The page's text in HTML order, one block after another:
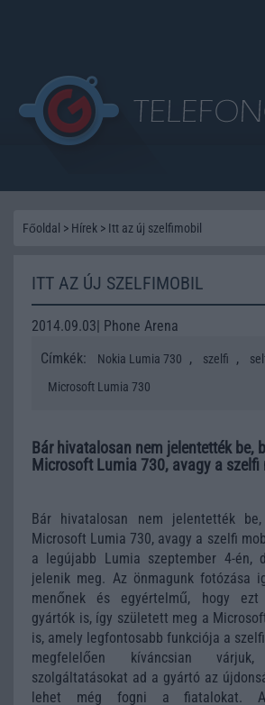
Főoldal > Hírek > Itt az új szelfimobil
ITT AZ ÚJ SZELFIMOBIL
2014.09.03| Phone Arena
Címkék:
Nokia Lumia 730 , szelfi ,
Microsoft Lumia 730
Bár hivatalosan nem jelentették be,
Microsoft Lumia 730, avagy a szelfi
Bár hivatalosan nem jelentették
Microsoft Lumia 730, avagy a szelfi
a legújabb Lumia szeptember 4-én,
jelenik meg. Az önmagunk fotózása
menőnek és egyértelmű, hogy ezt
gyártók is, így született meg a
is, amely legfontosabb funkciója a
megfelelően kíváncsian
szolgáltatásokat ad a gyártó az
lehet még fogni a fiatalokat.